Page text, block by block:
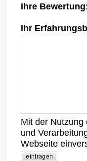
Ihre
Ihr
Mit der
und
Webseite